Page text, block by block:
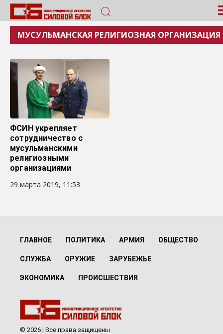
МУСУЛЬМАНСКАЯ РЕЛИГИОЗНАЯ ОРГАНИЗАЦИЯ
ФСИН укрепляет
сотрудничество с
мусульманскими
религиозными
организациями
29 марта 2019, 11:53
ГЛАВНОЕ ПОЛИТИКА АРМИЯ ОБЩЕСТВО
СЛУЖБА ОРУЖИЕ ЗАРУБЕЖЬЕ
ЭКОНОМИКА ПРОИСШЕСТВИЯ
© 2026 | Все права защищены